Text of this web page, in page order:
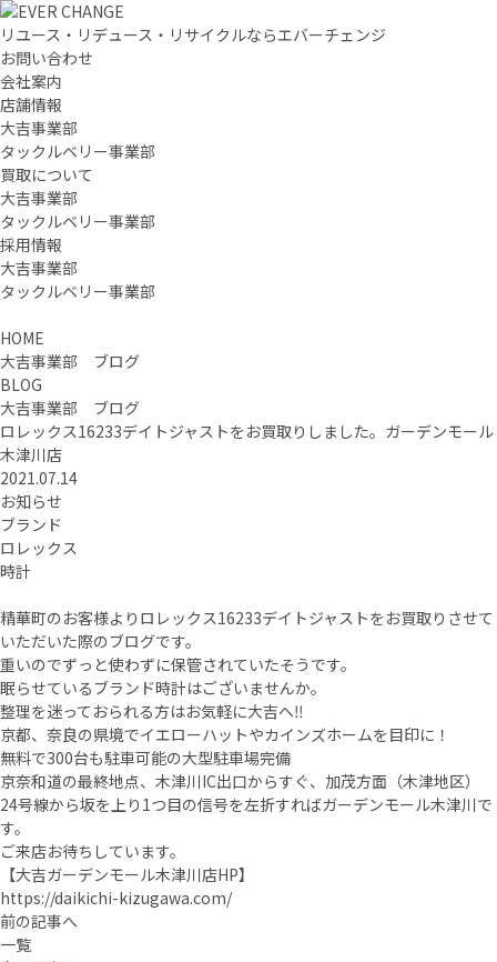
リユース・リデュース・リサイクルならエバーチェンジ
お問い合わせ
会社案内
店舗情報
大吉事業部
タックルベリー事業部
買取について
大吉事業部
タックルベリー事業部
採用情報
大吉事業部
タックルベリー事業部
HOME
大吉事業部 ブログ
BLOG
大吉事業部 ブログ
ロレックス16233デイトジャストをお買取りしました。ガーデンモール
木津川店
2021.07.14
お知らせ
ブランド
ロレックス
時計
精華町のお客様よりロレックス16233デイトジャストをお買取りさせて
いただいた際のブログです。
重いのでずっと使わずに保管されていたそうです。
眠らせているブランド時計はございませんか。
整理を迷っておられる方はお気軽に大吉へ‼
京都、奈良の県境でイエローハットやカインズホームを目印に！
無料で300台も駐車可能の大型駐車場完備
京奈和道の最終地点、木津川IC出口からすぐ、加茂方面（木津地区）
24号線から坂を上り1つ目の信号を左折すればガーデンモール木津川で
す。
ご来店お待ちしています。
【大吉ガーデンモール木津川店HP】
https://daikichi-kizugawa.com/
前の記事へ
一覧